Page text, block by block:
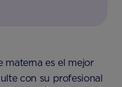
materna es el mejor
con su profesional